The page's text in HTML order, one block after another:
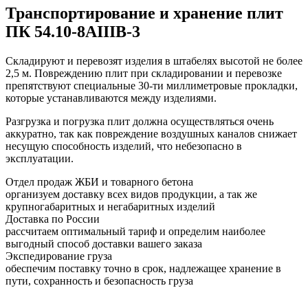
Транспортирование и хранение плит
ПК 54.10-8АIIIВ-3
Складируют и перевозят изделия в штабелях высотой не более
2,5 м. Повреждению плит при складировании и перевозке
препятствуют специальные 30-ти миллиметровые прокладки,
которые устанавливаются между изделиями.
Разгрузка и погрузка плит должна осуществляться очень
аккуратно, так как повреждение воздушных каналов снижает
несущую способность изделий, что небезопасно в
эксплуатации.
Отдел продаж ЖБИ и товарного бетона
организуем доставку всех видов продукции, а так же
крупногабаритных и негабаритных изделий
Доставка по России
рассчитаем оптимальный тариф и определим наиболее
выгодный способ доставки вашего заказа
Экспедирование груза
обеспечим поставку точно в срок, надлежащее хранение в
пути, сохранность и безопасность груза